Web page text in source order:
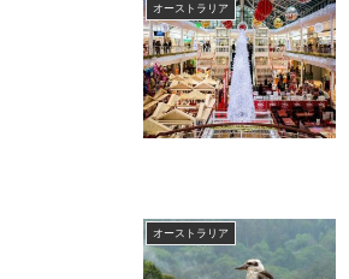
オーストラリア
オーストラリア